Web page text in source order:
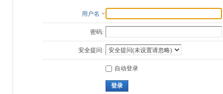
用户名
密码:
安全提问:
自动登录
登录